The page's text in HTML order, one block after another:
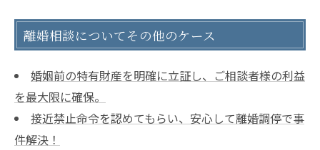
離婚相談についてその他のケース
婚姻前の特有財産を明確に立証し、ご相談者様の利益
を最大限に確保。
接近禁止命令を認めてもらい、安心して離婚調停で事
件解決！